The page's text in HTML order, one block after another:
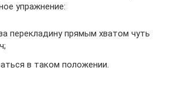
упражнение:
перекладину прямым хватом чуть
в таком положении.